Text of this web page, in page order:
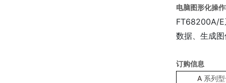
电脑图形化操
FT68200A/E
数据、生成
订购信息
A 系列